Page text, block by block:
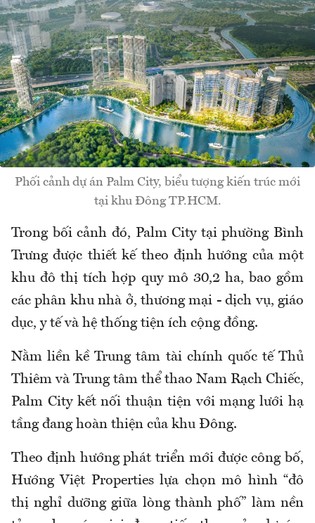
Phối cảnh dự án Palm City, biểu tượng kiến trúc mới
tại khu Đông TP.HCM.
Trong bối cảnh đó, Palm City tại phường Bình
Trưng được thiết kế theo định hướng của một
khu đô thị tích hợp quy mô 30,2 ha, bao gồm
các phân khu nhà ở, thương mại - dịch vụ, giáo
dục, y tế và hệ thống tiện ích cộng đồng.
Nằm liền kề Trung tâm tài chính quốc tế Thủ
Thiêm và Trung tâm thể thao Nam Rạch Chiếc,
Palm City kết nối thuận tiện với mạng lưới hạ
tầng đang hoàn thiện của khu Đông.
Theo định hướng phát triển mới được công bố,
Hướng Việt Properties lựa chọn mô hình “đô
thị nghỉ dưỡng giữa lòng thành phố” làm nền